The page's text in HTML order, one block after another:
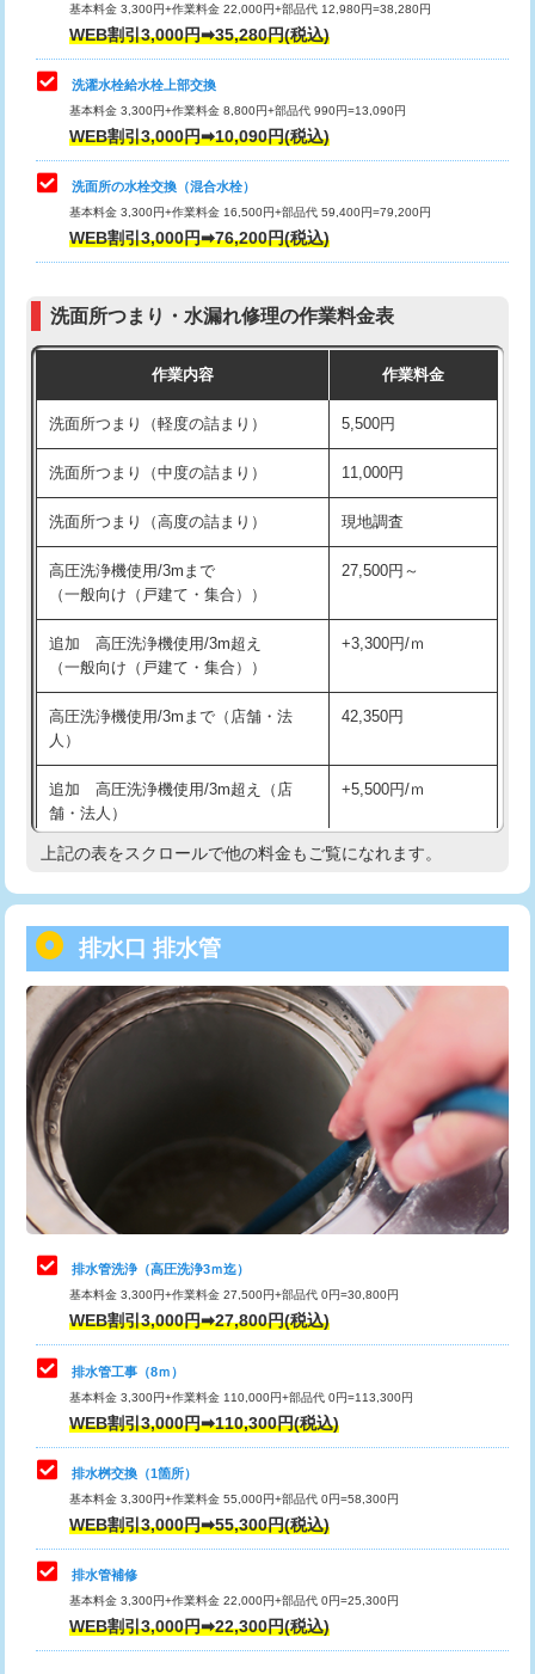
排水管工事（排水管工事/3ｍまで） 55,000円
排水管工事（追加 排水管工事/3ｍ超
え）
マス交換（土の掘削・埋め戻し作業）
マス交換（深さ50㎝未満）
マス交換（深さ50㎝以上）
モルタル補修（厚さ10㎝まで） 27,500円
モルタル補修（厚さ10㎝超え） 38,500円
洗面台設置 38,500円
バスタブ設置 現場見積
追加人工 16,500円
廃棄・処分
※給水管工事は20mmまでの価格です。
その他部品の脱着
交換・取付（タンク）
交換・取付(単水栓（壁付・デッキ
式）)
交換・取付(混合水栓（壁付・デッキ
式・ワンホール）)
16,500円+材料費
（P/S/ポップアップ））
交換・取付（その他部品） 11,000円+材料費
持込商品取付（単水栓） 13,200円
持込商品取付（混合水栓） 16,500円
持込商品取付（浄水器・分岐水栓） 16,500円
給水管工事※（ホール加工) 16,500円
給水管工事※（バンド止め)
給水管工事※（支持金具設置) 5,500円
給水管工事※（保温材使用（バンド止
め込み）)
5,500円
給水管工事※（土の掘削・埋め戻し作
業)
11,000円
給水管工事※（塩ビ管（VP・HI）使
用/3ｍまで)
用（追加）/3ｍ超え)
給水管工事※（ライニング鋼管・銅
管・ポリ管・HT管使用/3ｍまで)
44,000円
給水管工事※（ライニング鋼管・銅
管・ポリ管・HT管使用/3ｍ超え)
+8,800円
排水管工事（土の掘削・埋め戻し作
業）
11,000円~
排水管工事（排水管工事/3ｍまで） 55,000円
排水管工事（追加 排水管工事/3ｍ超
え）
マス交換（土の掘削・埋め戻し作業）
マス交換（深さ50㎝未満）
マス交換（深さ50㎝以上）
コンクリート斫り（厚さ10㎝まで）
コンクリート斫り（厚さ10㎝超え）
モルタル補修（厚さ10㎝まで）
モルタル補修（厚さ10㎝超え）
基本料金 3,300円+作業料金 22,000円+部品代 12,980円=38,280円
WEB割引3,000円➡35,280円(税込)
洗濯水栓給水栓上部交換
基本料金 3,300円+作業料金 8,800円+部品代 990円=13,090円
WEB割引3,000円➡10,090円(税込)
洗面所の水栓交換（混合水栓）
基本料金 3,300円+作業料金 16,500円+部品代 59,400円=79,200円
WEB割引3,000円➡76,200円(税込)
洗面所つまり・水漏れ修理の作業料金表
作業内容 作業料金
洗面所つまり（軽度の詰まり） 5,500円
洗面所つまり（中度の詰まり） 11,000円
洗面所つまり（高度の詰まり） 現地調査
高圧洗浄機使用/3mまで
（一般向け（戸建て・集合））
27,500円～
追加 高圧洗浄機使用/3m超え
（一般向け（戸建て・集合））
+3,300円/ｍ
高圧洗浄機使用/3mまで（店舗・法
人）
42,350円
追加 高圧洗浄機使用/3m超え（店
舗・法人）
+5,500円/ｍ
高度高圧洗浄換 現地調査
トーラー機使用/3mまで
追加トーラー機使用/3m超え +3,300円
カメラ調査 33,000円
桝清掃 8,800円
止水・漏水調査・防水処理・清掃・修
理・調整・分解・加工など（軽作業）
11,000円
止水・漏水調査・防水処理・清掃・修
理・調整・分解・加工など（中作業）
22,000円
止水・漏水調査・防水処理・清掃・修
理・調整・分解・加工など（重作業）
33,000円
その他部品の脱着
交換・取付（タンク）
交換・取付(単水栓（壁付・デッキ
式）)
交換・取付(混合水栓（壁付・デッキ
式・ワンホール）)
16,500円+材料費
交換・取付(排水栓・排水トラップ
上記の表をスクロールで他の料金もご覧になれます。
排水口 排水管
排水管洗浄（高圧洗浄3ｍ迄）
基本料金 3,300円+作業料金 27,500円+部品代 0円=30,800円
WEB割引3,000円➡27,800円(税込)
排水管工事（8ｍ）
基本料金 3,300円+作業料金 110,000円+部品代 0円=113,300円
WEB割引3,000円➡110,300円(税込)
排水桝交換（1箇所）
基本料金 3,300円+作業料金 55,000円+部品代 0円=58,300円
WEB割引3,000円➡55,300円(税込)
排水管補修
基本料金 3,300円+作業料金 22,000円+部品代 0円=25,300円
WEB割引3,000円➡22,300円(税込)